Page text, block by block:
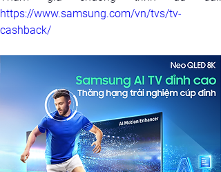
https://www.samsung.com/vn/tvs/tv-
cashback/